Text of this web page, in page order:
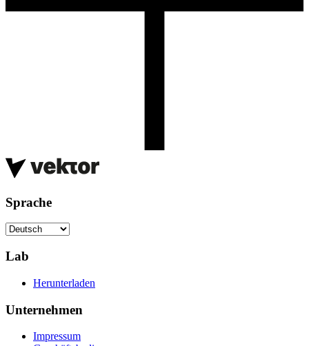
Sprache
Lab
Herunterladen
Unternehmen
Impressum